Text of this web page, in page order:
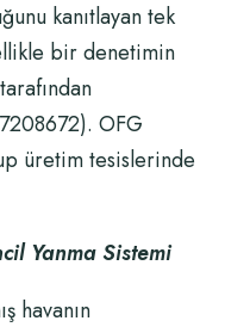
kanıtlayan tek
bir denetimin
OFG
üretim tesislerinde
Yanma Sistemi
havanın